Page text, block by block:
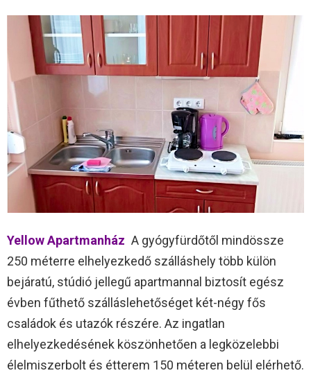
Yellow Apartmanház A gyógyfürdőtől mindössze
250 méterre elhelyezkedő szálláshely több külön
bejáratú, stúdió jellegű apartmannal biztosít egész
évben fűthető szálláslehetőséget két-négy fős
családok és utazók részére. Az ingatlan
elhelyezkedésének köszönhetően a legközelebbi
élelmiszerbolt és étterem 150 méteren belül elérhető.